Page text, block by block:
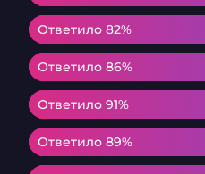
Ответило 82%
Ответило 82%
Ответило 86%
Ответило 86%
Ответило 91%
Ответило 91%
Ответило 89%
Ответило 89%